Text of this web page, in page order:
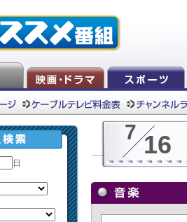
日
7 16